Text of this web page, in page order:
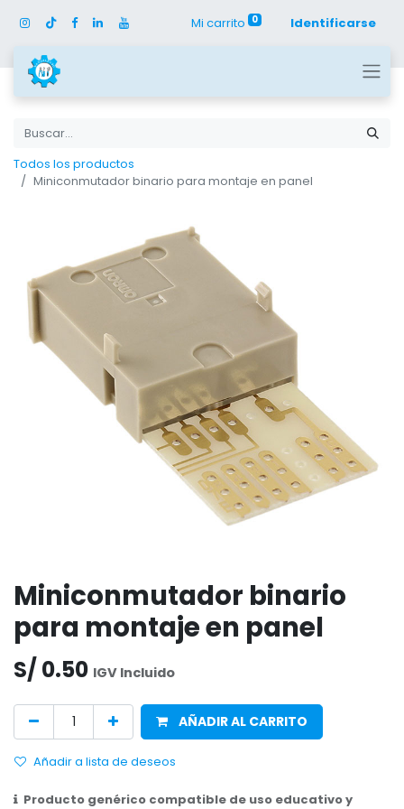
Mi carrito 0 Identificarse
Todos los productos
Miniconmutador binario para montaje en panel
Miniconmutador binario
para montaje en panel
S/ 0.50 IGV Incluido
AÑADIR AL CARRITO
Añadir a lista de deseos
Producto genérico compatible de uso educativo y